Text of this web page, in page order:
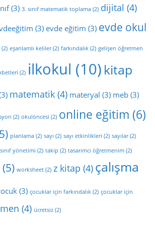
(3) 3. sınıf matematik toplama (2) dijital (4)
(3) evde eğitim (3) evde okul
(2) eşanlamlı keliler(2) farkındalık (2) gelişen öğretmen
(2) ilkokul (10) kitap
matematik (4) materyal (3) meb (3)
(2) okulöncesi (2) online eğitim (6)
planlama (2) sayı (2) sayı etkinlikleri (2) sayılar(2)
sınıf yönetimi (2) takip (2) tasarımcı öğretmenim (2)
(5) worksheet (2) z kitap (4) çalışma
(3) çocuklar için farkındalık (2) çocuklar için
(4) ücretsiz (2)